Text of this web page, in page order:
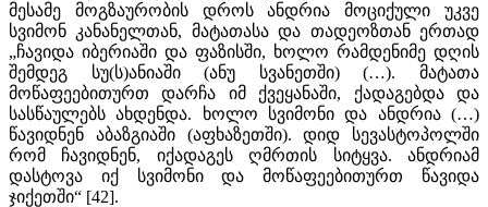
მესამე მოგზაურობის დროს ანდრია მოციქული უკვე
სვიმონ კანანელთან, მატათასა და თადეოზთან ერთად
„ჩავიდა იბერიაში და ფაზისში, ხოლო რამდენიმე დღის
შემდეგ სუ(ს)ანიაში (ანუ სვანეთში) (…). მატათა
მოწაფეებითურთ დარჩა იმ ქვეყანაში, ქადაგებდა და
სასწაულებს ახდენდა. ხოლო სვიმონი და ანდრია (…)
წავიდნენ აბაზგიაში (აფხაზეთში). დიდ სევასტოპოლში
რომ ჩავიდნენ, იქადაგეს ღმრთის სიტყვა. ანდრიამ
დასტოვა იქ სვიმონი და მოწაფეებითურთ წავიდა
ჯიქეთში“ [42].